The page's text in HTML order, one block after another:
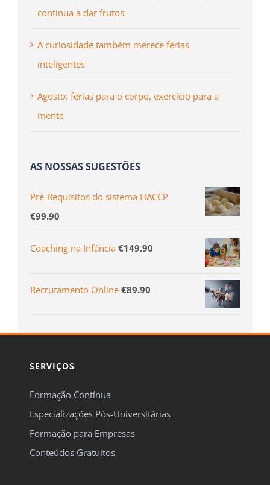
continua a dar frutos
A curiosidade também merece férias
inteligentes
Agosto: férias para o corpo, exercício para a
mente
AS NOSSAS SUGESTÕES
Pré-Requisitos do sistema HACCP
€99.90
Coaching na Infância €149.90
Recrutamento Online €89.90
SERVIÇOS
Formação Contínua
Especializações Pós-Universitárias
Formação para Empresas
Conteúdos Gratuitos